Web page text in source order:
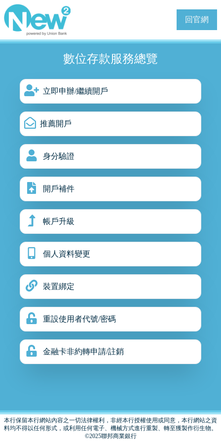
回官網
數位存款服務總覽
立即申辦/繼續開戶
推薦開戶
身分驗證
開戶補件
帳戶升級
個人資料變更
裝置綁定
重設使用者代號/密碼
金融卡非約轉申請/註銷
本行保留本行網站內容之一切法律權利，非經本行授權使用或同意，本行網站之資
料均不得以任何形式，或利用任何電子、機械方式進行重製、轉至獲製作衍生物。
©2025聯邦商業銀行